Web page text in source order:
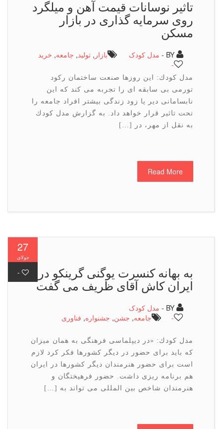
تاثیر نوسانات قیمت آهن و میلگرد
روی سرمایه گذاری در بازار
مسكن
مدل کودک بازار ,تولید,جامعه,خرید
مدل كودك: این روزها صنعت ساختمان ركود
تورمی بی سابقه ای را تجربه می كند كه این
نابسامانی دیر یا زود زندگی بیشتر افراد جامعه را
تحت تاثیر قرار خواهد داد. به گزارش مدل كودك
به نقل از مهر، در […]
Read More
-
به بهانه كنسرت یوگنی گرینكو در
ایران كاش آقای ظریف می گفت
مدل کودک
جامعه,جشن,جشنواره ,فناوری
مدل كودك: «در دیپلماسی فرهنگی به همان میزان
كه باید برای حضور در دیگر كشورها فكر كرد لازم
است برای حضور هنرمندان دیگر كشورها در ایران
هم برنامه ریزی داشت. حضور فرهیختگان و
هنرمندان شاخص بین المللی می تواند به […]